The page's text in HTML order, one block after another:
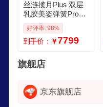
丝涟揽月Plus 双层
乳胶美姿弹簧Pro护
腰承托舒适床垫定
制尺寸适中偏硬
好评率: 98%
到手价： ￥7799
旗舰店
京东旗舰店